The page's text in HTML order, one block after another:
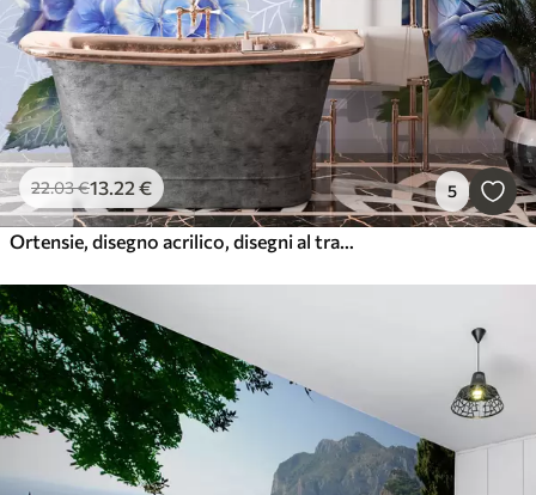
22.03€13.22 € 5
Ortensie, disegno acrilico, disegni al tratto, botanici, colori viola